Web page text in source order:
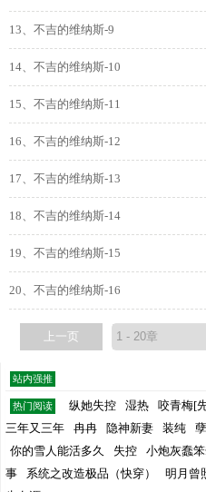
13、不吉的维纳斯-9
14、不吉的维纳斯-10
15、不吉的维纳斯-11
16、不吉的维纳斯-12
17、不吉的维纳斯-13
18、不吉的维纳斯-14
19、不吉的维纳斯-15
20、不吉的维纳斯-16
上一页
站内强推
热门阅读 纵她失控 湿热 咬青梅[
三年又三年
冉冉 隐神新妻 装纯
你的雪人能活多久
失控 小炮灰蠢
事
系统之改造极品（快穿） 明月曾